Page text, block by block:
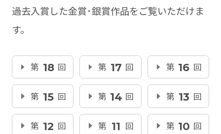
過去入賞した金賞･銀賞作品をご覧いただけま
す。
第 18 回 第 17 回 第 16 回
第 15 回 第 14 回 第 13 回
第 12 回 第 11 回 第 10 回